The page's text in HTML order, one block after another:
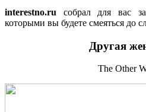
interestno.ru собрал для вас
которыми вы будете смеяться до
Другая
The Other